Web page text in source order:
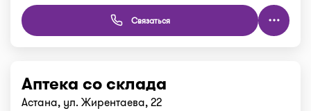
Связаться
Аптека со склада
Астана, ул. Жирентаева, 22